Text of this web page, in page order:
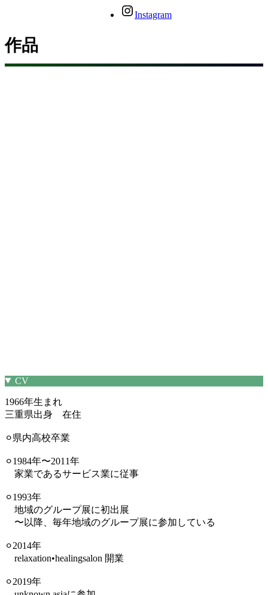
Instagram
作品
CV
1966年生まれ
三重県出身 在住
⚪︎県内高校卒業
⚪︎1984年〜2011年
家業であるサービス業に従事
⚪︎1993年
地域のグループ展に初出展
〜以降、毎年地域のグループ展に参加している
⚪︎2014年
relaxation•healingsalon 開業
⚪︎2019年